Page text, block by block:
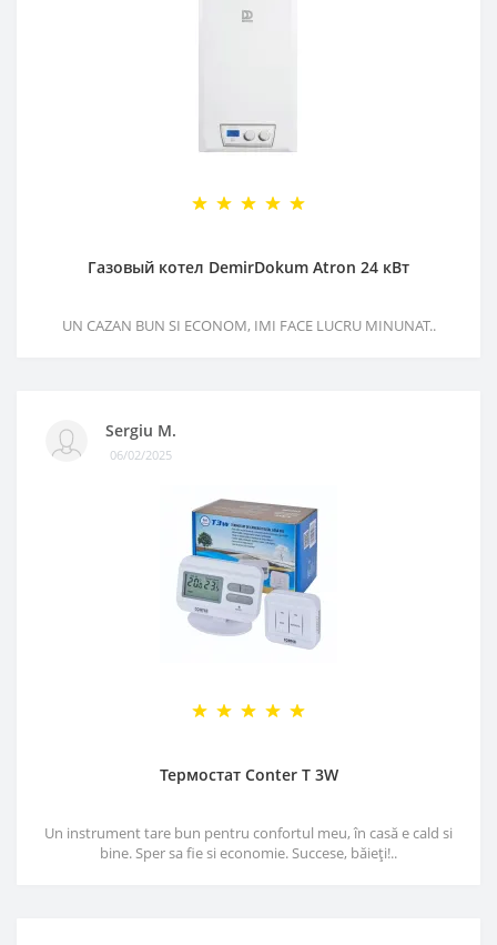
Газовый котел DemirDokum Atron 24 кВт
UN CAZAN BUN SI ECONOM, IMI FACE LUCRU MINUNAT..
Sergiu M.
06/02/2025
Термостат Conter T 3W
Un instrument tare bun pentru confortul meu, în casă e cald si
bine. Sper sa fie si economie. Succese, băieți!..